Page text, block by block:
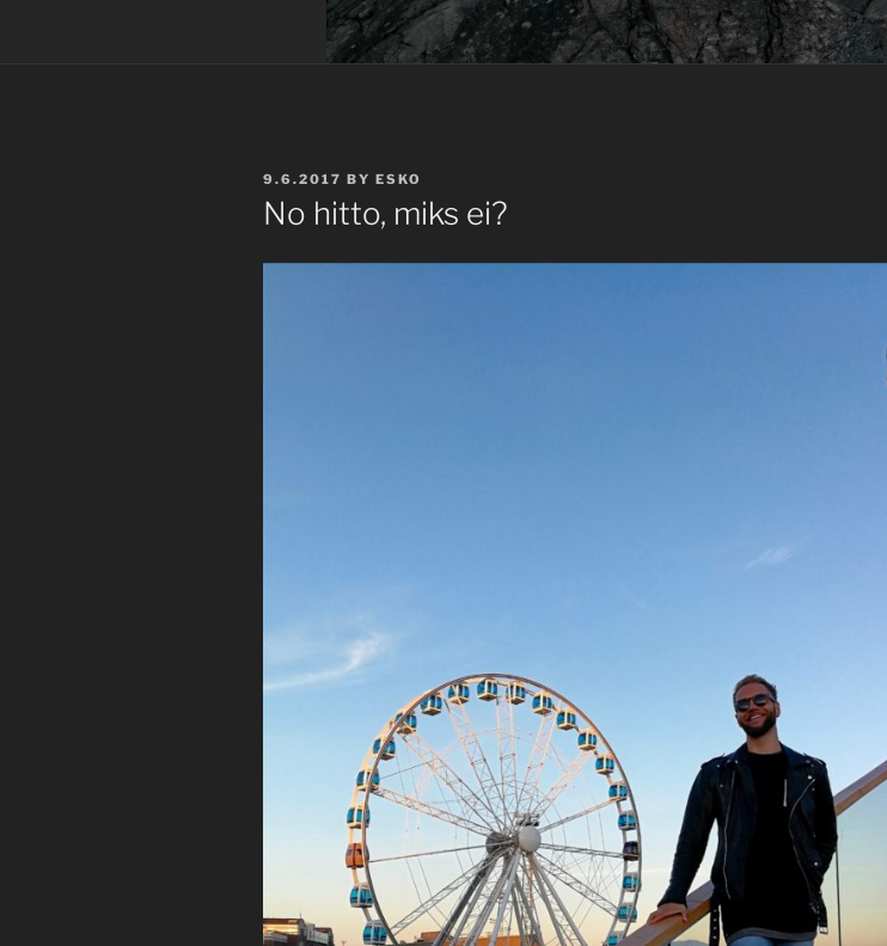
POSTED
ON
9.6.2017 BY ESKO
No hitto, miks ei?